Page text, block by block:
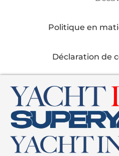
Politique en
Déclaration de